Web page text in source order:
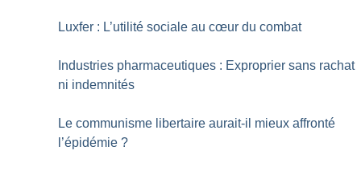
Luxfer : L’utilité sociale au cœur du combat
Industries pharmaceutiques : Exproprier sans rachat
ni indemnités
Le communisme libertaire aurait-il mieux affronté
l’épidémie ?